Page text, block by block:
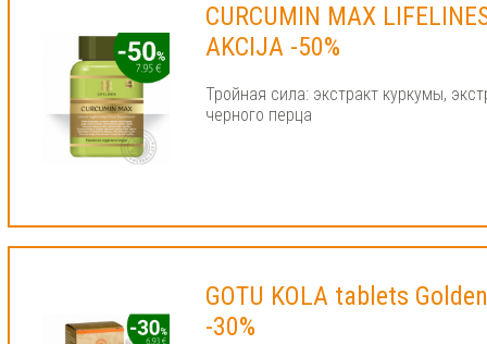
CURCUMIN MAX
AKCIJA -50%
Тройная сила: экстракт куркумы,
черного перца
GOTU KOLA tablets
-30%